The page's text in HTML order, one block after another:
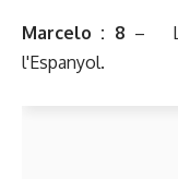
Marcelo : 8 –
l'Espanyol.